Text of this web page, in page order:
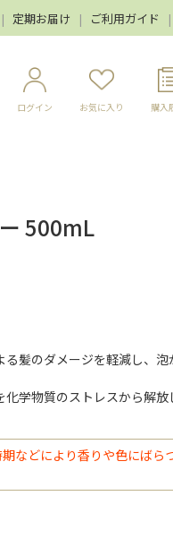
定期お届け ご利用ガイド
ログイン お気に入り 購入
500mL
髪のダメージを軽減し、泡
学物質のストレスから解放
などにより香りや色にばら